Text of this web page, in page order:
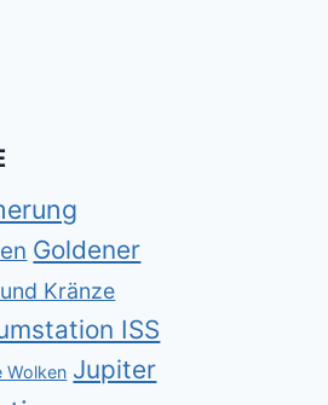
Goldener
Kränze
ISS
Wolken Jupiter